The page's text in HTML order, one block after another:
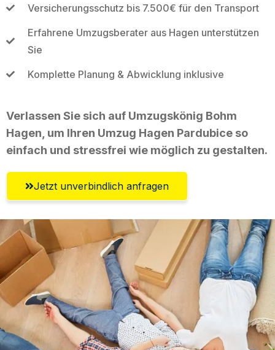
Versicherungsschutz bis 7.500€ für den Transport
Erfahrene Umzugsberater aus Hagen unterstützen
Sie
Komplette Planung & Abwicklung inklusive
Verlassen Sie sich auf Umzugskönig Bohm
Hagen, um Ihren Umzug Hagen Pardubice so
einfach und stressfrei wie möglich zu gestalten.
Jetzt unverbindlich anfragen